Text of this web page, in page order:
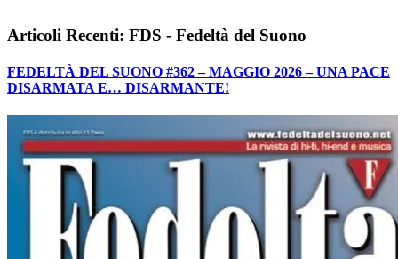
Articoli Recenti: FDS - Fedeltà del Suono
FEDELTÀ DEL SUONO #362 – MAGGIO 2026 – UNA PACE
DISARMATA E… DISARMANTE!